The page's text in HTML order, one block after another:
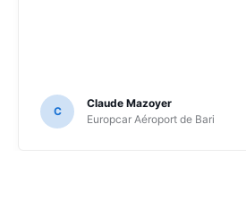
C
Claude Mazoyer
Europcar Aéroport de Bari